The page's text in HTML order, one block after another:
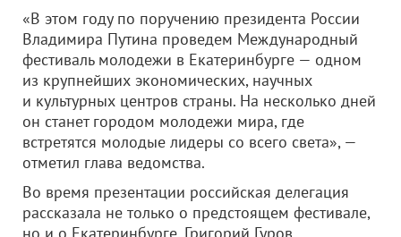
«В этом году по поручению президента России
Владимира Путина проведем Международный
фестиваль молодежи в Екатеринбурге — одном
из крупнейших экономических, научных
и культурных центров страны. На несколько дней
он станет городом молодежи мира, где
встретятся молодые лидеры со всего света», —
отметил глава ведомства.
Во время презентации российская делегация
рассказала не только о предстоящем фестивале,